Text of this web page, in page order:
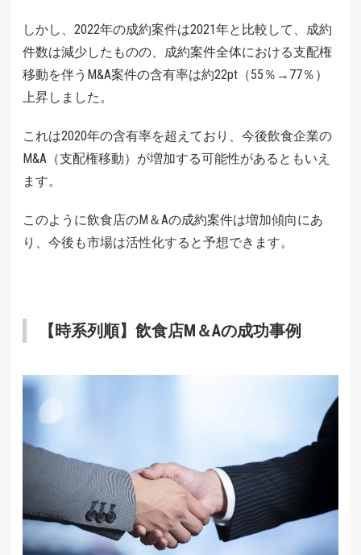
しかし、2022年の成約案件は2021年と比較して、成約
件数は減少したものの、成約案件全体における支配権
移動を伴うM&A案件の含有率は約22pt（55％→77％）
上昇しました。
これは2020年の含有率を超えており、今後飲食企業の
M&A（支配権移動）が増加する可能性があるともいえ
ます。
このように飲食店のM＆Aの成約案件は増加傾向にあ
り、今後も市場は活性化すると予想できます。
【時系列順】飲食店M＆Aの成功事例